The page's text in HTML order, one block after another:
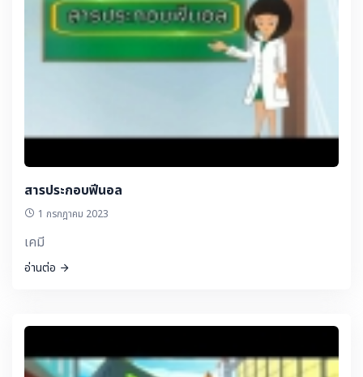
สารประกอบฟีนอล
1 กรกฎาคม 2023
เคมี
อ่านต่อ